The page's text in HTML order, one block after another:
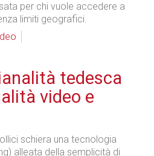
per chi vuole accedere a
limiti geografici.
tedesca
video e
schiera una tecnologia
alleata della semplicità di